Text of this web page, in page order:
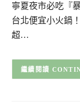
寧夏夜市必吃『
台北便宜小火鍋
超…